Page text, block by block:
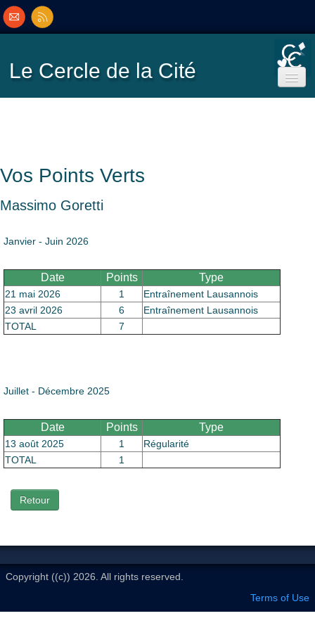
Le Cercle de la Cité
Classement
Le Club
Vos Points Verts
Massimo Goretti
Janvier - Juin 2026
Date Points Type
21 mai 2026 1
Entraînement Lausannois
23 avril 2026
6
Entraînement Lausannois
TOTAL
7
Juillet - Décembre 2025
Date Points Type
13 août 2025 1
Régularité
TOTAL
1
Retour
Copyright ((c)) 2026. All rights reserved.
Terms of Use